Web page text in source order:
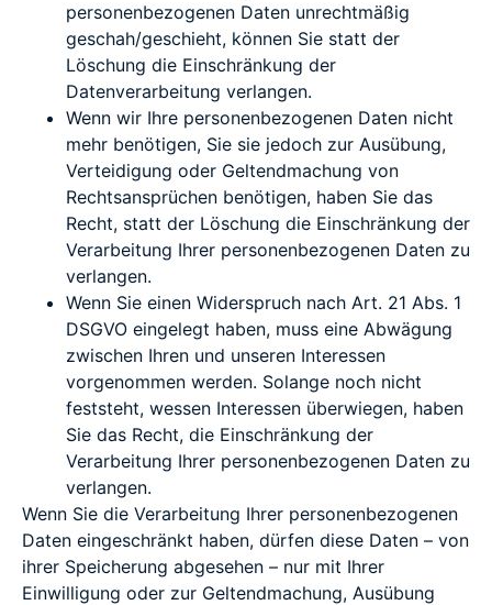
personenbezogenen Daten unrechtmäßig
geschah/geschieht, können Sie statt der
Löschung die Einschränkung der
Datenverarbeitung verlangen.
Wenn wir Ihre personenbezogenen Daten nicht
mehr benötigen, Sie sie jedoch zur Ausübung,
Verteidigung oder Geltendmachung von
Rechtsansprüchen benötigen, haben Sie das
Recht, statt der Löschung die Einschränkung der
Verarbeitung Ihrer personenbezogenen Daten zu
verlangen.
Wenn Sie einen Widerspruch nach Art. 21 Abs. 1
DSGVO eingelegt haben, muss eine Abwägung
zwischen Ihren und unseren Interessen
vorgenommen werden. Solange noch nicht
feststeht, wessen Interessen überwiegen, haben
Sie das Recht, die Einschränkung der
Verarbeitung Ihrer personenbezogenen Daten zu
verlangen.
Wenn Sie die Verarbeitung Ihrer personenbezogenen
Daten eingeschränkt haben, dürfen diese Daten – von
ihrer Speicherung abgesehen – nur mit Ihrer
Einwilligung oder zur Geltendmachung, Ausübung